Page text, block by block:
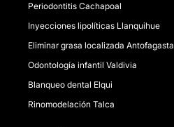
Periodontitis Cachapoal
Inyecciones lipolíticas Llanquihue
Eliminar grasa localizada Antofagasta
Odontología infantil Valdivia
Blanqueo dental Elqui
Rinomodelación Talca